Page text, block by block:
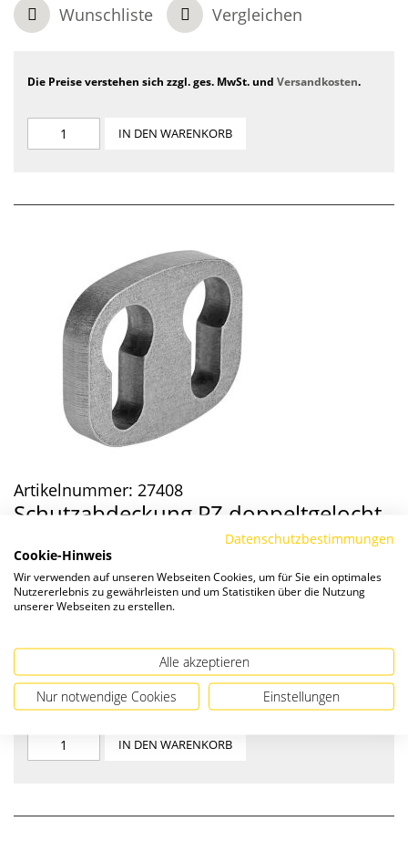
Wunschliste Vergleichen
Die Preise verstehen sich zzgl. ges. MwSt. und Versandkosten.
IN DEN WARENKORB
Artikelnummer: 27408
Schutzabdeckung PZ doppeltgelocht
Schutzabdeckung PZ doppeltgelocht , Stahl roh
zum schweißen
Die Preise verstehen sich zzgl. ges. MwSt. undVersandkosten
IN DEN WARENKORB
Datenschutzbestimmungen
Cookie-Hinweis
Wir verwenden auf unseren Webseiten Cookies, um für Sie ein optimales
Nutzererlebnis zu gewährleisten und um Statistiken über die Nutzung
unserer Webseiten zu erstellen.
Alle akzeptieren
Nur notwendige Cookies Einstellungen